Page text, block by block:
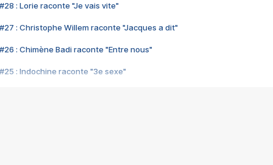
#28 : Lorie raconte "Je vais vite"
#27 : Christophe Willem raconte "Jacques a dit"
#26 : Chimène Badi raconte "Entre nous"
#25 : Indochine raconte "3e sexe"